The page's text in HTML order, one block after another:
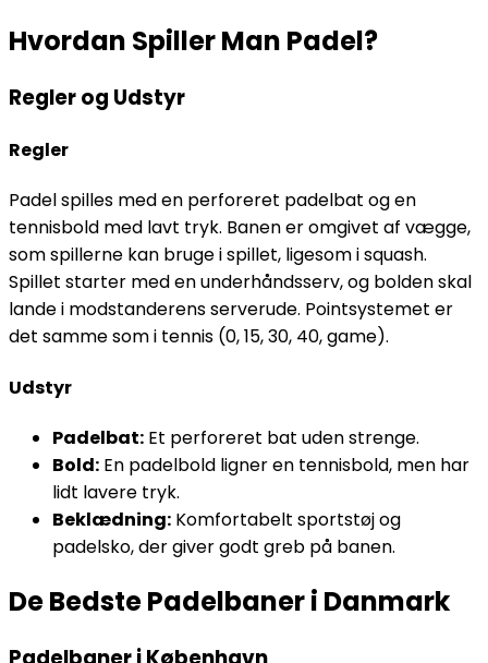
Hvordan Spiller Man Padel?
Regler og Udstyr
Regler
Padel spilles med en perforeret padelbat og en
tennisbold med lavt tryk. Banen er omgivet af vægge,
som spillerne kan bruge i spillet, ligesom i squash.
Spillet starter med en underhåndsserv, og bolden skal
lande i modstanderens serverude. Pointsystemet er
det samme som i tennis (0, 15, 30, 40, game).
Udstyr
Padelbat: Et perforeret bat uden strenge.
Bold: En padelbold ligner en tennisbold, men har
lidt lavere tryk.
Beklædning: Komfortabelt sportstøj og
padelsko, der giver godt greb på banen.
De Bedste Padelbaner i Danmark